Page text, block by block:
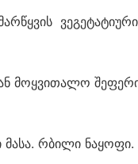
მოყვითალო
რბილი